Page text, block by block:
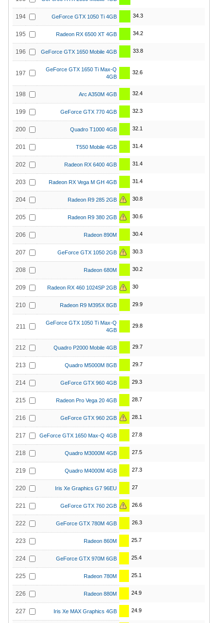
194 GeForce GTX 1050 Ti 4GB 34.3
195 Radeon RX 6500 XT 4GB 34.2
196 GeForce GTX 1650 Mobile 4GB 33.8
197
GeForce GTX 1650 Ti Max-Q
4GB
32.6
198 Arc A350M 4GB 32.4
199 GeForce GTX 770 4GB 32.3
200 Quadro T1000 4GB 32.1
201 T550 Mobile 4GB 31.4
202 Radeon RX 6400 4GB 31.4
203 Radeon RX Vega M GH 4GB 31.4
204 Radeon R9 285 2GB 30.8
205 Radeon R9 380 2GB 30.6
206 Radeon 890M 30.4
207 GeForce GTX 1050 2GB 30.3
208 Radeon 680M 30.2
209 Radeon RX 460 1024SP 2GB 30
210 Radeon R9 M395X 8GB 29.9
211
GeForce GTX 1050 Ti Max-Q
4GB
29.8
212 Quadro P2000 Mobile 4GB 29.7
213 Quadro M5000M 8GB 29.7
214 GeForce GTX 960 4GB 29.3
215 Radeon Pro Vega 20 4GB 28.7
216 GeForce GTX 960 2GB 28.1
217 GeForce GTX 1650 Max-Q 4GB 27.8
218 Quadro M3000M 4GB 27.5
219 Quadro M4000M 4GB 27.3
220 Iris Xe Graphics G7 96EU 27
221 GeForce GTX 760 2GB 26.6
222 GeForce GTX 780M 4GB 26.3
223 Radeon 860M 25.7
224 GeForce GTX 970M 6GB 25.4
225 Radeon 780M 25.1
226 Radeon 880M 24.9
227 Iris Xe MAX Graphics 4GB 24.9